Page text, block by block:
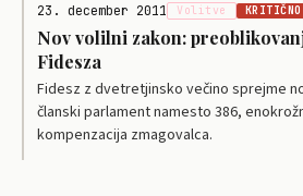
23. december 2011 Volitve KRITIČNO
Nov volilni zakon:
Fidesza
Fidesz z dvetretjinsko večino sprejme
članski parlament namesto 386,
kompenzacija zmagovalca.